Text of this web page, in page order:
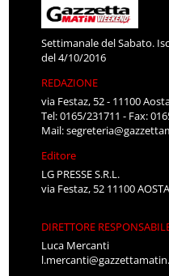
Settimanale del Sabato.
del 4/10/2016
REDAZIONE
via Festaz, 52 - 11100
Tel: 0165/231711 - Fax:
Mail:
Editore
LG PRESSE S.R.L.
via Festaz, 52 11100 AOSTA
DIRETTORE
Luca Mercanti